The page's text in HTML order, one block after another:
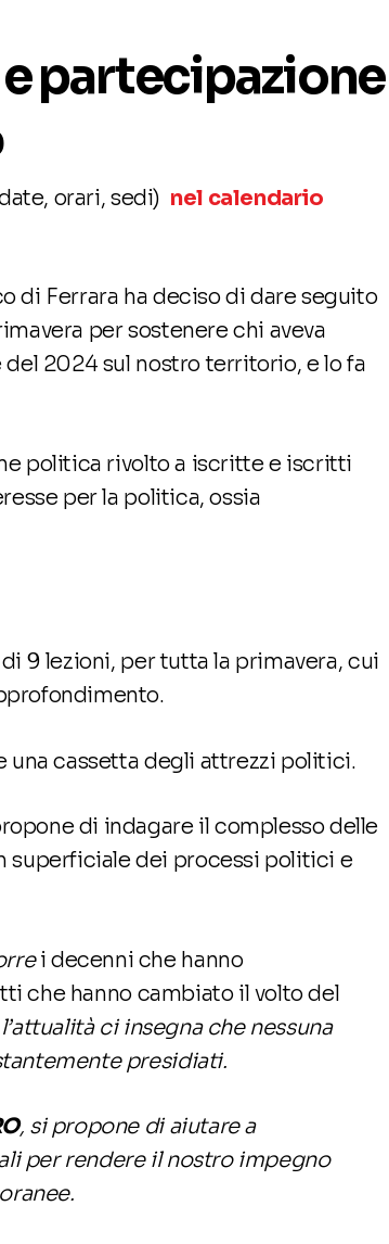
partecipazione
orari, sedi) nel calendario
di Ferrara ha deciso di dare seguito
per sostenere chi aveva
2024 sul nostro territorio, e lo fa
politica rivolto a iscritte e iscritti
per la politica, ossia
9 lezioni, per tutta la primavera, cui
cassetta degli attrezzi politici.
di indagare il complesso delle
superficiale dei processi politici e
i decenni che hanno
che hanno cambiato il volto del
ci insegna che nessuna
presidiati.
, si propone di aiutare a
per rendere il nostro impegno